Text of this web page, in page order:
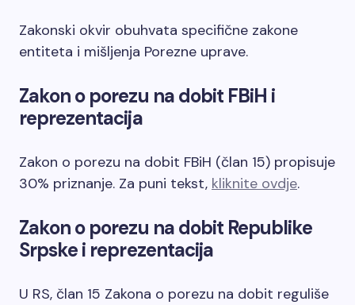
Zakonski okvir obuhvata specifične zakone
entiteta i mišljenja Porezne uprave.
Zakon o porezu na dobit FBiH i
reprezentacija
Zakon o porezu na dobit FBiH (član 15) propisuje
30% priznanje. Za puni tekst, kliknite ovdje.
Zakon o porezu na dobit Republike
Srpske i reprezentacija
U RS, član 15 Zakona o porezu na dobit reguliše